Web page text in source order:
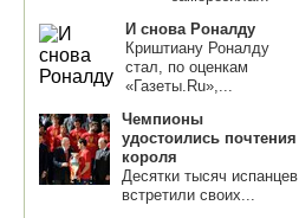
И снова Роналду
Криштиану Роналду
стал, по оценкам
«Газеты.Ru»,...
Чемпионы
удостоились почтения
короля
Десятки тысяч испанцев
встретили своих...